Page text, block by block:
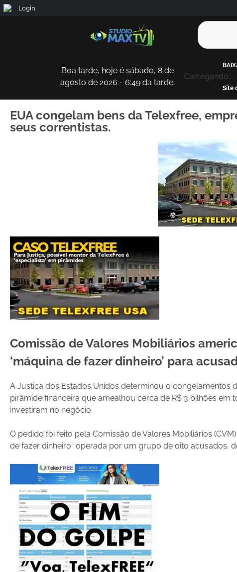
Boa tarde, hoje é sábado, 8 de
agosto de 2026 - 6:49 da tarde.
Carregando...
Site
EUA congelam bens da Telexfree,
seus correntistas.
Comissão de Valores Mobiliários
‘máquina de fazer dinheiro’ para
A Justiça dos Estados Unidos determinou o congelamentos
pirâmide financeira que amealhou cerca de R$ 3 bilhões em
investiram no negócio.
O pedido foi feito pela Comissão de Valores Mobiliários
de fazer dinheiro” operada por um grupo de oito acusados,
Login